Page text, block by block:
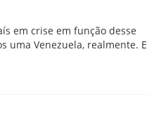
em crise em função desse
uma Venezuela, realmente. E